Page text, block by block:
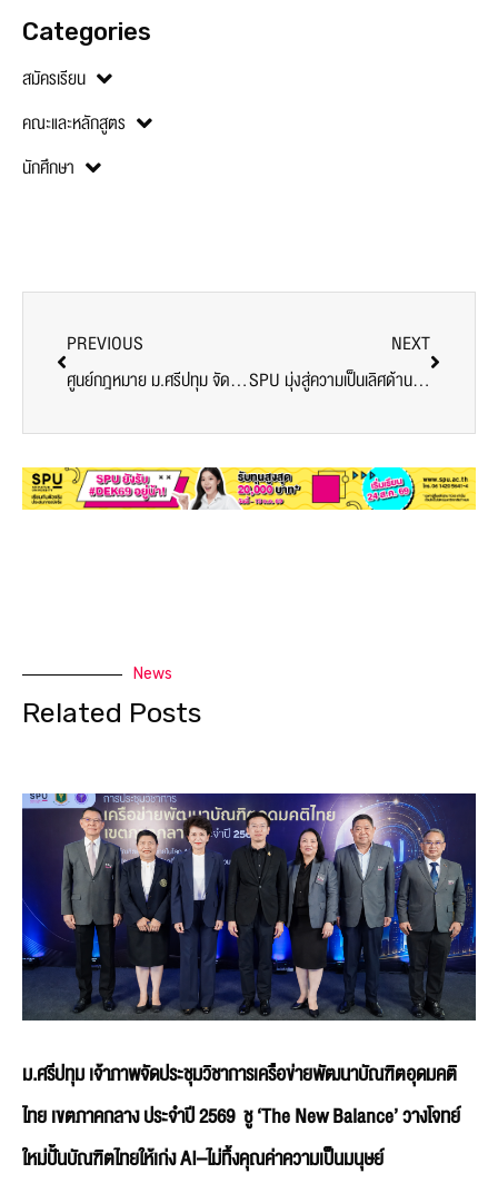
Categories
สมัครเรียน
คณะและหลักสูตร
นักศึกษา
PREVIOUS
ศูนย์กฎหมาย ม.ศรีปทุม จัดอบรมเชิงปฎิบัติการ หลักสูตรประกาศนียบัตรทางกฎหมายปกครองฯ รุ่นที่ 3 “ฝึกปฏิบัติเกี่ยวกับการจัดทำบันทึกของตุลาการเจ้าของสำนวน”
NEXT
SPU มุ่งสู่ความเป็นเลิศด้านวิชาการ จัดอบรมเชิงปฎิบัติการการประกันคุณภาพการศึกษาภายในตามเกณฑ์ AUN-QA Version 4.0 และการเขียน SAR
News
Related Posts
ม.ศรีปทุม เจ้าภาพจัดประชุมวิชาการเครือข่ายพัฒนาบัณฑิตอุดมคติ
ไทย เขตภาคกลาง ประจำปี 2569 ชู ‘The New Balance’ วางโจทย์
ใหม่ปั้นบัณฑิตไทยให้เก่ง AI–ไม่ทิ้งคุณค่าความเป็นมนุษย์